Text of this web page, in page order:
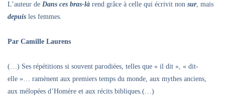
L’auteur de Dans ces bras-là rend grâce à celle qui écrivit non sur, mais
depuis les femmes.
Par Camille Laurens
(…) Ses répétitions si souvent parodiées, telles que « il dit », « dit-
elle »… ramènent aux premiers temps du monde, aux mythes anciens,
aux mélopées d’Homère et aux récits bibliques.(…)